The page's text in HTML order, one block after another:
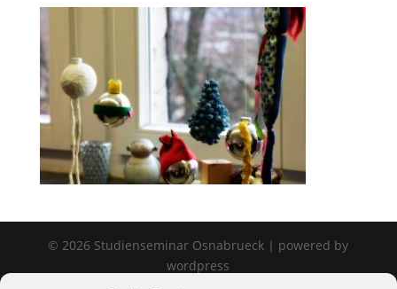
© 2026 Studienseminar Osnabrueck | powered by
wordpress